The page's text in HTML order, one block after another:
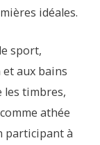
idéales.
sport,
aux bains
les timbres,
athée
participant à